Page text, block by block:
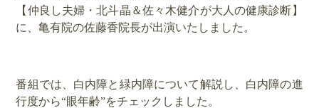
【仲良し夫婦・北斗晶＆佐々木健介が大人の健康診断】
に、亀有院の佐藤香院長が出演いたしました。
番組では、白内障と緑内障について解説し、白内障の進
行度から“眼年齢”をチェックしました。